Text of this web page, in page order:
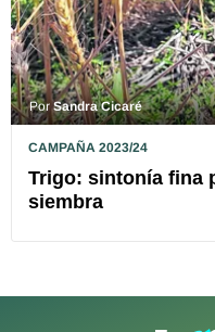
PorSandra Cicaré
CAMPAÑA 2023/24
Trigo: sintonía fina
siembra